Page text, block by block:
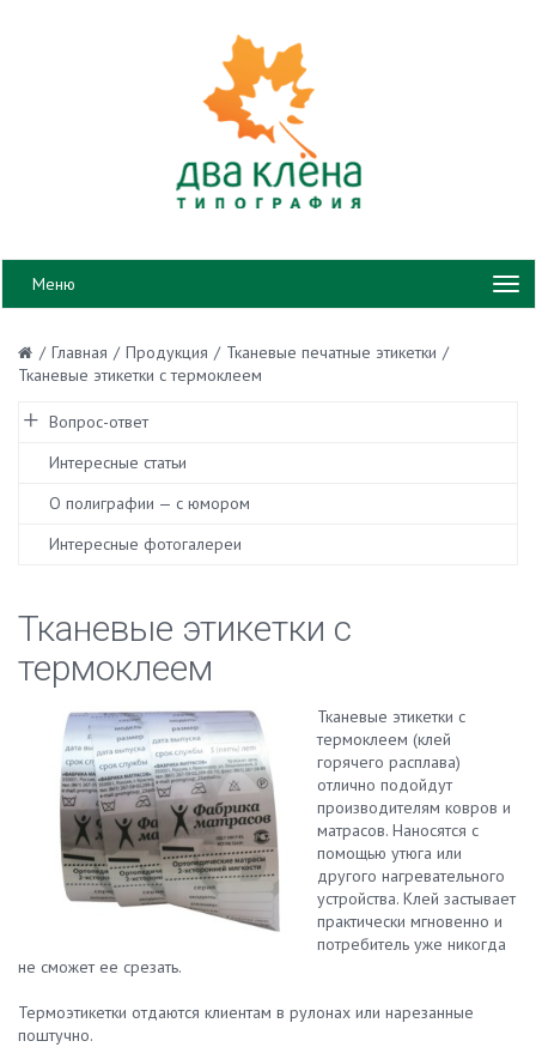
Меню
/ Главная / Продукция / Тканевые печатные этикетки /
Тканевые этикетки с термоклеем
Вопрос-ответ
Интересные статьи
О полиграфии — с юмором
Интересные фотогалереи
Тканевые этикетки с
термоклеем
Тканевые этикетки с
термоклеем (клей
горячего расплава)
отлично подойдут
производителям ковров и
матрасов. Наносятся с
помощью утюга или
другого нагревательного
устройства. Клей застывает
практически мгновенно и
потребитель уже никогда
не сможет ее срезать.
Термоэтикетки отдаются клиентам в рулонах или нарезанные
поштучно.